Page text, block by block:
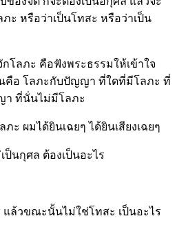
ภะ หรือว่าเป็นโทสะ หรือว่าเป็น
กโลภะ คือฟังพระธรรมให้เข้าใจ
คือ โลภะกับปัญญา ที่ใดที่มีโลภะ ที่
ที่นั่นไม่มีโลภะ
ะ ผมได้ยินเฉยๆ ได้ยินเสียงเฉยๆ
นกุศล ต้องเป็นอะไร
แล้วขณะนั้นไม่ใช่โทสะ เป็นอะไร